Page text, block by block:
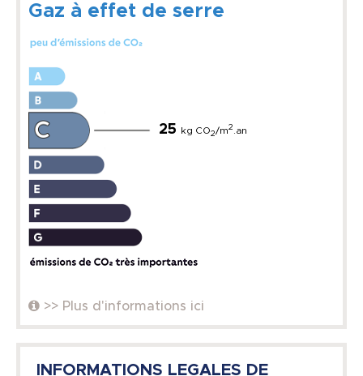
Gaz à effet de serre
25 kg CO2/m2 .an
>> Plus d'informations ici
INFORMATIONS LEGALES DE